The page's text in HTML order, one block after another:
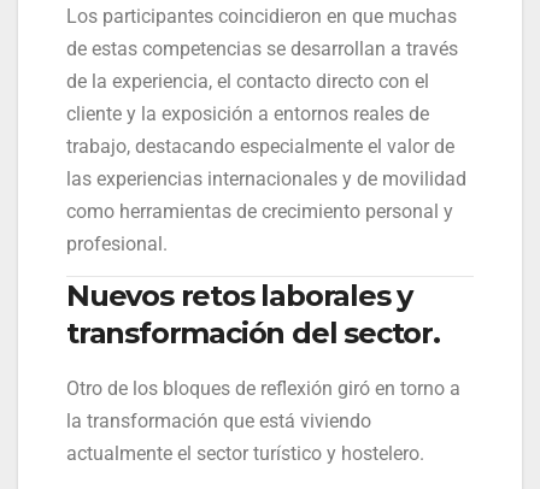
Los participantes coincidieron en que muchas
de estas competencias se desarrollan a través
de la experiencia, el contacto directo con el
cliente y la exposición a entornos reales de
trabajo, destacando especialmente el valor de
las experiencias internacionales y de movilidad
como herramientas de crecimiento personal y
profesional.
Nuevos retos laborales y
transformación del sector.
Otro de los bloques de reflexión giró en torno a
la transformación que está viviendo
actualmente el sector turístico y hostelero.